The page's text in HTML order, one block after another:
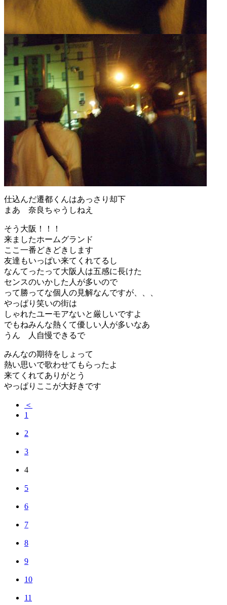
仕込んだ遷都くんはあっさり却下
まあ 奈良ちゃうしねえ
そう大阪！！！
来ましたホームグランド
ここ一番どきどきします
友達もいっぱい来てくれてるし
なんてったって大阪人は五感に長けた
センスのいかした人が多いので
って勝ってな個人の見解なんですが、、、
やっぱり笑いの街は
しゃれたユーモアないと厳しいですよ
でもねみんな熱くて優しい人が多いなあ
うん 人自慢できるで
みんなの期待をしょって
熱い思いで歌わせてもらったよ
来てくれてありがとう
やっぱりここが大好きです
＜
1
2
3
4
5
6
7
8
9
10
11